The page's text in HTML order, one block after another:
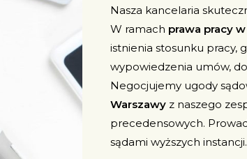
Nasza kancelaria
W ramach prawa pracy
istnienia stosunku pracy,
wypowiedzenia umów,
Negocjujemy ugody
Warszawyz naszego
precedensowych.
sądami wyższych instancji.